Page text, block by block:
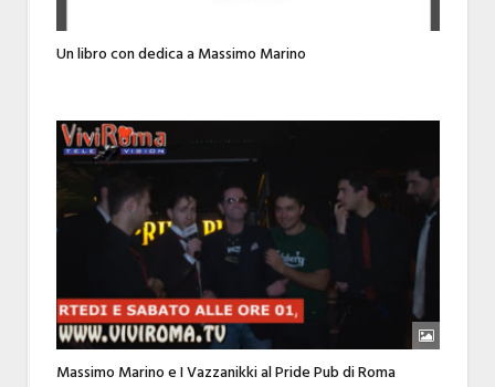
Un libro con dedica a Massimo Marino
Massimo Marino e I Vazzanikki al Pride Pub di Roma